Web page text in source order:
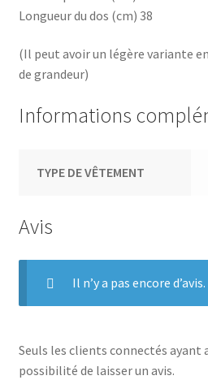
Longueur du dos (cm) 38
(Il peut avoir un légère variante
de grandeur)
Informations
TYPE DE VÊTEMENT
Avis
Il n’y a pas encore d’avis.
Seuls les clients connectés
possibilité de laisser un avis.